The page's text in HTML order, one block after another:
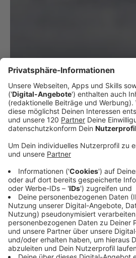
Mystik und Geist